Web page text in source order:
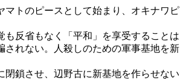
トのピースとして始まり、オキナワ
反省もなく「平和」を享受すること
れない。人殺しのための軍事基地を
鎖させ、辺野古に新基地を作らせな